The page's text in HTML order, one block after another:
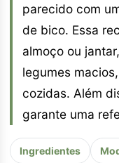
parecido com
de bico. Essa
almoço ou
legumes
cozidas. Além
garante uma
Ingredientes